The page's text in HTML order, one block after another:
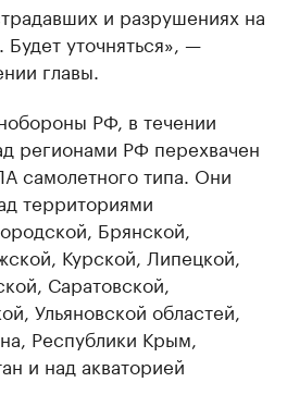
и разрушениях на
уточняться», —
главы.
РФ, в течении
регионами РФ перехвачен
самолетного типа. Они
территориями
Брянской,
Курской, Липецкой,
Саратовской,
Ульяновской областей,
Республики Крым,
и над акваторией